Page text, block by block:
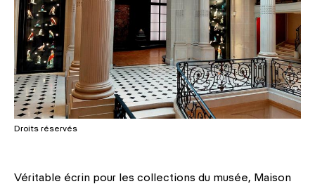
Droits réservés
Véritable écrin pour les collections du musée, Maison